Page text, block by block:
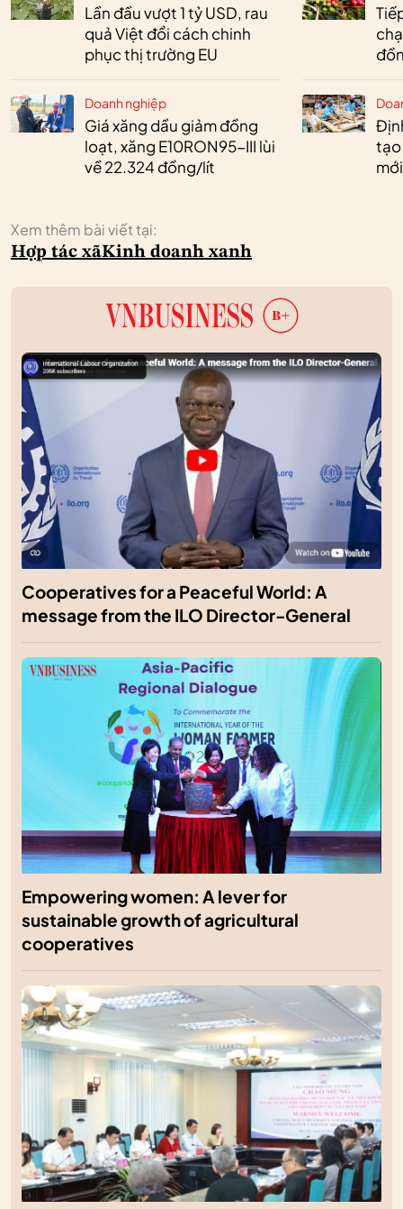
Lần đầu vượt 1 tỷ USD, rau
quả Việt đổi cách chinh
phục thị trường EU
Doanh nghiệp
Giá xăng dầu giảm đồng
loạt, xăng E10RON95-III lùi
về 22.324 đồng/lít
tạo
Xem thêm bài viết tại:
Hợp tác xãKinh doanh xanh
Cooperatives for a Peaceful World: A
message from the ILO Director-General
Empowering women: A lever for
sustainable growth of agricultural
cooperatives